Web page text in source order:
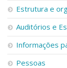
Estrutura e
Auditórios e
Informações
Pessoas